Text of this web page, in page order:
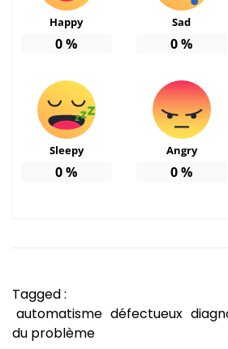
Happy
0%
Sad
0%
Sleepy
0%
Angry
0%
Tagged :
automatisme défectueux
du problème